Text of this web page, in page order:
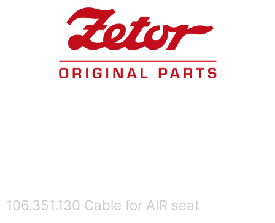
106.351.130 Cable for AIR seat